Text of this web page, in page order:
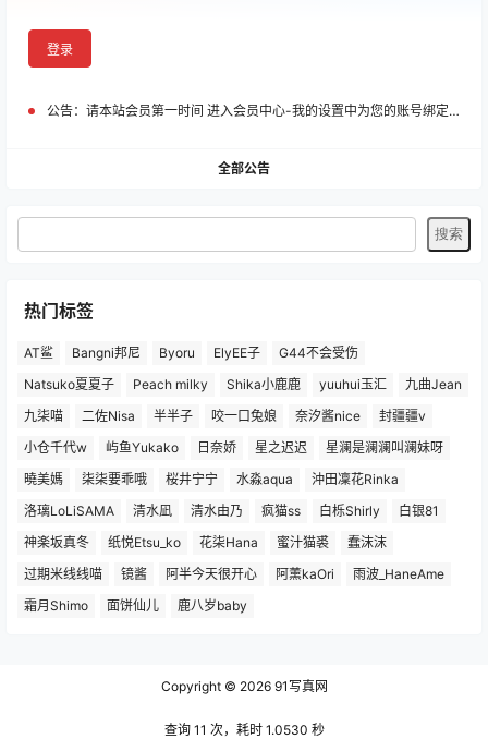
登录
公告： 请本站会员第一时间 进入会员中心-我的设置中为您的账号绑定邮箱!
全部公告
热门标签
AT鲨 Bangni邦尼 Byoru ElyEE子
G44不会受伤
Natsuko夏夏子
Peach milky Shika小鹿鹿 yuuhui玉汇
九曲Jean
九柒喵
二佐Nisa 半半子 咬一口兔娘 奈汐酱nice
封疆疆v
小仓千代w
屿鱼Yukako 日奈娇 星之迟迟
星澜是澜澜叫澜妹呀
曉美媽
柒柒要乖哦 桜井宁宁 水淼aqua
沖田凜花Rinka
洛璃LoLiSAMA
清水凪 清水由乃 疯猫ss 白栎Shirly
白银81
神楽坂真冬
纸悦Etsu_ko 花柒Hana 蜜汁猫裘
蠢沫沫
过期米线线喵
镜酱 阿半今天很开心 阿薰kaOri
雨波_HaneAme
霜月Shimo
面饼仙儿 鹿八岁baby
Copyright © 202691写真网
查询 11 次，耗时 1.0530 秒